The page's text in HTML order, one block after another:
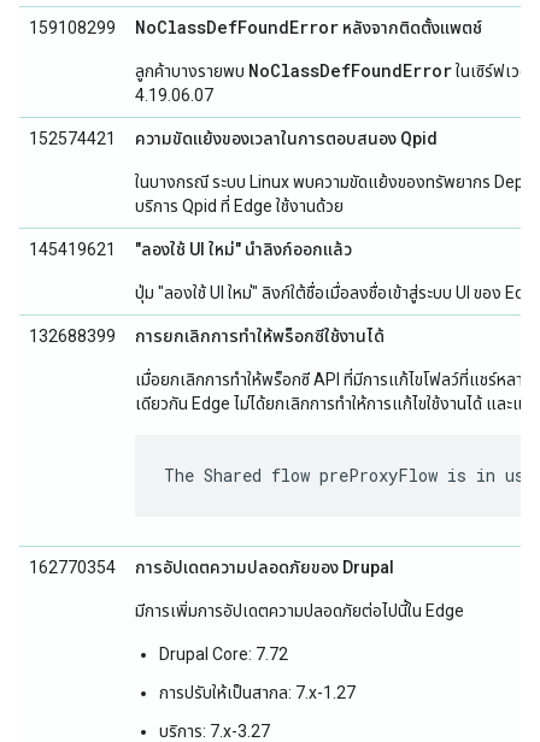
159108299 NoClassDefFoundError หลังจากติดตั้งแพตช์
ลูกค้าบางรายพบ NoClassDefFoundErrorในเซิร์ฟเว
4.19.06.07
152574421 ความขัดแย้งของเวลาในการตอบสนอง Qpid
ในบางกรณี ระบบ Linux พบความขัดแย้งของทรัพยากร
บริการ Qpid ที่ Edge ใช้งานด้วย
145419621 "ลองใช้ UI ใหม่" นำลิงก์ออกแล้ว
ปุ่ม "ลองใช้ UI ใหม่" ลิงก์ใต้ชื่อเมื่อลงชื่อเข้าสู่ระบบ UI ของ
132688399 การยกเลิกการทำให้พร็อกซีใช้งานได้
เมื่อยกเลิกการทำให้พร็อกซี API ที่มีการแก้ไขโฟลว์ที่แชร์หลาย
เดียวกัน Edge ไม่ได้ยกเลิกการทำให้การแก้ไขใช้งานได้ และ
The Shared flow preProxyFlow is in use
162770354 การอัปเดตความปลอดภัยของ Drupal
มีการเพิ่มการอัปเดตความปลอดภัยต่อไปนี้ใน Edge
Drupal Core: 7.72
การปรับให้เป็นสากล: 7.x-1.27
บริการ: 7.x-3.27